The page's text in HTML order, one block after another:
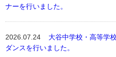
ナーを行いました。
2026.07.24 大谷中学校・高等学
ダンスを行いました。